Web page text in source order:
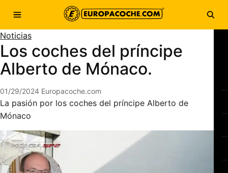
Saltar al contenido
Abrir menú
Noticias
Los coches del príncipe
Alberto de Mónaco.
01/29/2024 Europacoche.com
La pasión por los coches del príncipe Alberto de
Mónaco